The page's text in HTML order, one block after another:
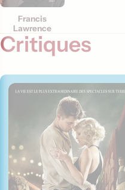
Francis
Lawrence
Critiques